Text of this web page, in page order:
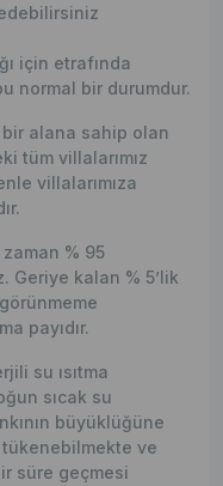
için etrafında
normal bir durumdur.
bir alana sahip olan
tüm villalarımız
villalarımıza
% 95
Geriye kalan % 5’lik
payıdır.
su ısıtma
sıcak su
büyüklüğüne
tükenebilmekte ve
süre geçmesi